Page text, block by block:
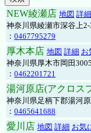
NEW綾瀬店 地図 詳細
神奈川県綾瀬市深谷上2-
： 0467795279
厚木本店 地図 詳細 お
神奈川県厚木市岡田3005
： 0462201721
湯河原店(アクロス
神奈川県足柄下郡湯河
： 0465641688
愛川店 地図 詳細 お気